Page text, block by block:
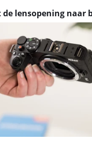
lensopening naar